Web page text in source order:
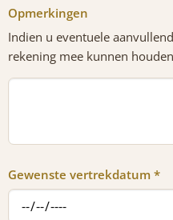
Opmerkingen
Indien u eventuele
rekening mee kunnen
Gewenste vertrekdatum *